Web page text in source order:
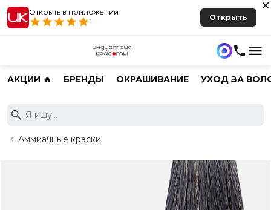
Открыть в приложении
1
Открыть
АКЦИИ 🔥 БРЕНДЫ ОКРАШИВАНИЕ УХОД ЗА
Аммиачные краски